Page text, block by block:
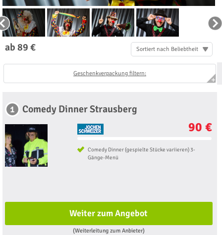
ab 89 € Sortiert nach Beliebtheit
Geschenkverpackung filtern:
1 Comedy Dinner Strausberg
90 €
Comedy Dinner (gespielte Stücke variieren) 3-
Gänge-Menü
Weiter zum Angebot
(Weiterleitung zum Anbieter)